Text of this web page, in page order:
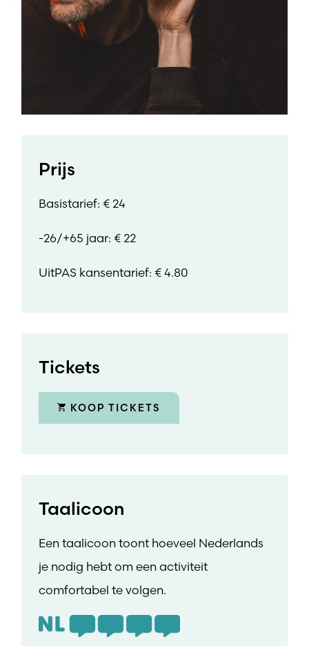
Prijs
Basistarief: € 24
-26/+65 jaar: € 22
UitPAS kansentarief: € 4.80
Tickets
KOOP TICKETS
Taalicoon
Een taalicoon toont hoeveel Nederlands
je nodig hebt om een activiteit
comfortabel te volgen.